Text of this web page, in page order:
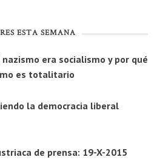
ESTA SEMANA
nazismo era socialismo y por qué
es totalitario
la democracia liberal
de prensa: 19-X-2015